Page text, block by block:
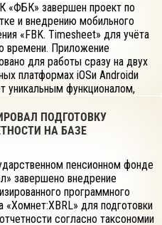
«ФБК» завершен проект по
и внедрению мобильного
«FBK. Timesheet» для учёта
времени. Приложение
для работы сразу на двух
платформах iOSи Androidи
уникальным функционалом,
ПОДГОТОВКУ
НА БАЗЕ
пенсионном фонде
завершено внедрение
программного
«Хомнет:XBRL» для подготовки
согласно таксономии